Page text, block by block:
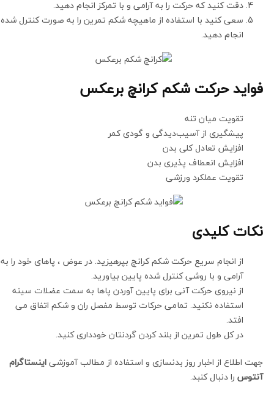
دقت کنید که حرکت را به آرامی و با تمرکز انجام دهید.
سعی کنید با استفاده از ماهیچه شکم تمرین را به صورت کنترل شده
انجام دهید.
فواید حرکت شکم کرانچ برعکس
تقویت میان تنه
پیشگیری از آسیب‌دیدگی و گودی کمر
افزایش تعادل کلی بدن
افزایش انعطاف پذیری بدن
تقویت عملکرد ورزشی
نکات کلیدی
از انجام سریع حرکت شکم کرانچ بپرهیزید. در عوض ، پاهای خود را به
آرامی و با روشی کنترل شده پایین بیاورید.
از نیروی حرکت آنی برای پایین آوردن پاها به سمت عضلات سینه
استفاده نکنید. تمامی حرکات توسط مفصل ران و شکم اتفاق می
افتد.
در کل طول تمرین از بلند کردن گردنتان خودداری کنید.
جهت اطلاع از اخبار روز بدنسازی و استفاده از مطالب آموزشیاینستاگرام
آنتوس را دنبال کنبد.